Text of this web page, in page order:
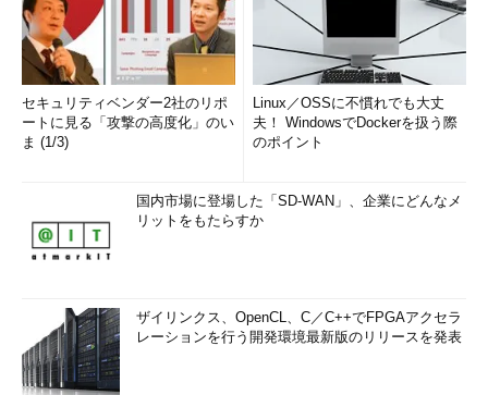
セキュリティベンダー2社のリポ
ートに見る「攻撃の高度化」のい
ま (1/3)
Linux／OSSに不慣れでも大丈
夫！ WindowsでDockerを扱う際
のポイント
国内市場に登場した「SD-WAN」、企業にどんなメ
リットをもたらすか
ザイリンクス、OpenCL、C／C++でFPGAアクセラ
レーションを行う開発環境最新版のリリースを発表